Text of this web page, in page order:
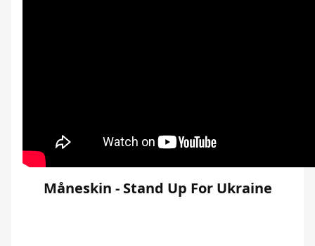
Måneskin - Stand Up For Ukraine